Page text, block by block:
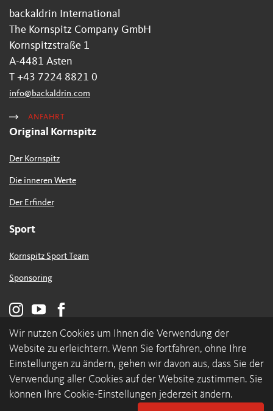
backaldrin International
The Kornspitz Company GmbH
Kornspitzstraße 1
A-4481 Asten
T +43 7224 8821 0
info@backaldrin.com
ANFAHRT
Original Kornspitz
Der Kornspitz
Die inneren Werte
Der Erfinder
Sport
Kornspitz Sport Team
Sponsoring
© 2026 backaldrin International The Kornspitz Company GmbH
Wir nutzen Cookies um Ihnen die Verwendung der
Website zu erleichtern. Wenn Sie fortfahren, ohne Ihre
Einstellungen zu ändern, gehen wir davon aus, dass Sie der
Verwendung aller Cookies auf der Website zustimmen. Sie
können Ihre Cookie-Einstellungen jederzeit ändern.